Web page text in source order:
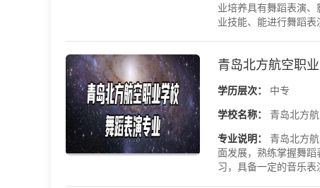
业培养具有舞蹈表演
业技能、能进行舞蹈表
青岛北方航空职
学历层次： 中专
学校名称： 青岛北方
专业说明：
青岛北方
面发展，熟练掌握舞
习，具备一定的音乐